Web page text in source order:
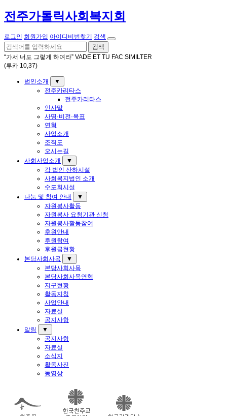
전주가톨릭사회복지회
로그인 회원가입 아이디비번찾기
검색
검색
“가서 너도 그렇게 하여라” VADE ET TU FAC SIMILTER
(루카 10,37)
법인소개
▼
전주카리타스
전주카리타스
인사말
사명·비전·목표
연혁
사업소개
조직도
오시는길
사회사업소개
▼
각 법인 산하시설
사회복지법인 소개
수도회시설
나눔 및 참여 안내
▼
자원봉사활동
자원봉사 요청기관 신청
자원봉사활동참여
후원안내
후원참여
후원금현황
본당사회사목
▼
본당사회사목
본당사회사목연혁
지구현황
활동지침
사업안내
자료실
공지사항
알림
▼
공지사항
자료실
소식지
활동사진
동영상